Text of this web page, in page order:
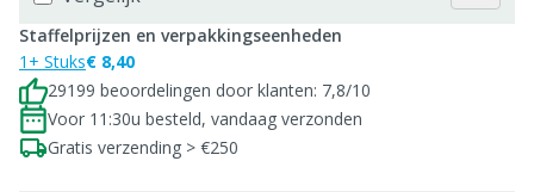
Staffelprijzen en verpakkingseenheden
1+ Stuks€ 8,40
29199 beoordelingen door klanten: 7,8/10
Voor 11:30u besteld, vandaag verzonden
Gratis verzending > €250